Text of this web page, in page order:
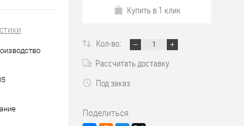
Купить в 1 клик
Кол-во:
Рассчитать доставку
Под заказ
Поделиться